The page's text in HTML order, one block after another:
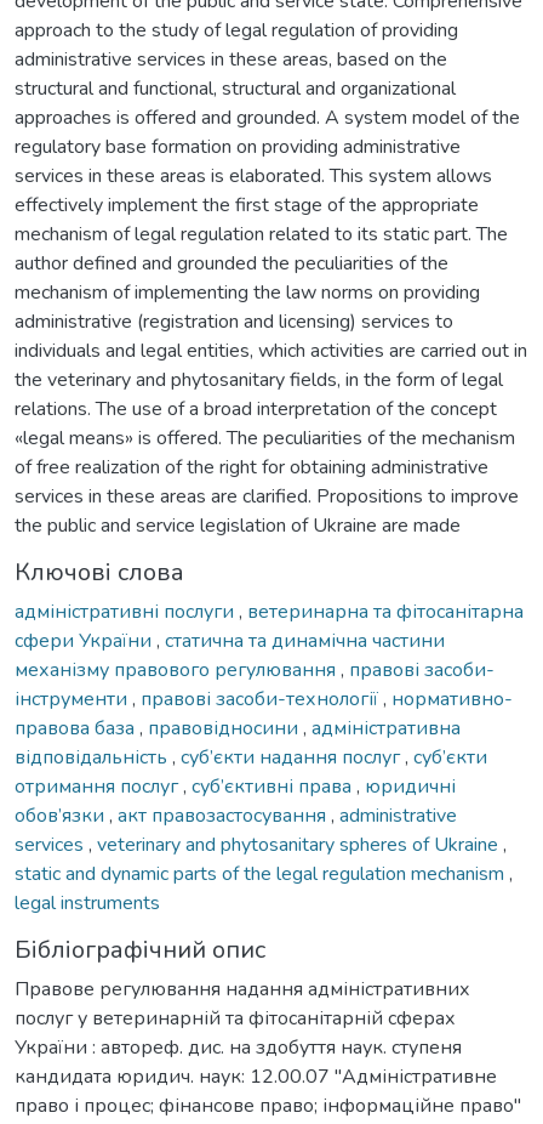
approach to the study of legal regulation of providing
administrative services in these areas, based on the
structural and functional, structural and organizational
approaches is offered and grounded. A system model of the
regulatory base formation on providing administrative
services in these areas is elaborated. This system allows
effectively implement the first stage of the appropriate
mechanism of legal regulation related to its static part. The
author defined and grounded the peculiarities of the
mechanism of implementing the law norms on providing
administrative (registration and licensing) services to
individuals and legal entities, which activities are carried out in
the veterinary and phytosanitary fields, in the form of legal
relations. The use of a broad interpretation of the concept
«legal means» is offered. The peculiarities of the mechanism
of free realization of the right for obtaining administrative
services in these areas are clarified. Propositions to improve
the public and service legislation of Ukraine are made
Ключові слова
адміністративні послуги , ветеринарна та фітосанітарна
сфери України , статична та динамічна частини
механізму правового регулювання , правові засоби-
інструменти , правові засоби-технології, нормативно-
правова база , правовідносини , адміністративна
відповідальність , суб’єкти надання послуг, суб’єкти
отримання послуг, суб’єктивні права , юридичні
обов’язки , акт правозастосування , administrative
services , veterinary and phytosanitary spheres of Ukraine ,
static and dynamic parts of the legal regulation mechanism ,
legal instruments
Бібліографічний опис
Правове регулювання надання адміністративних
послуг у ветеринарній та фітосанітарній сферах
України : автореф. дис. на здобуття наук. ступеня
кандидата юридич. наук: 12.00.07 "Адміністративне
право і процес; фінансове право; інформаційне право"